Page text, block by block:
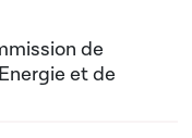
de
et de